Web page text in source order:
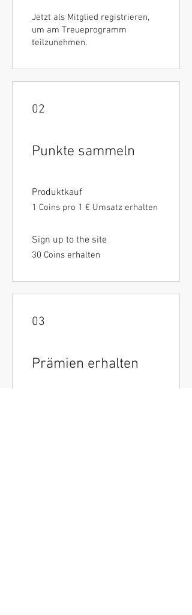
Jetzt als Mitglied registrieren,
um am Treueprogramm
teilzunehmen.
02
Punkte sammeln
Produktkauf
1 Coins pro 1 € Umsatz erhalten
Sign up to the site
30 Coins erhalten
03
Prämien erhalten